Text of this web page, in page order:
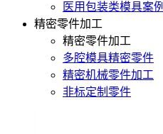
医用包装类模具案例
精密零件加工
精密零件加工
多腔模具精密零件
精密机械零件加工
非标定制零件